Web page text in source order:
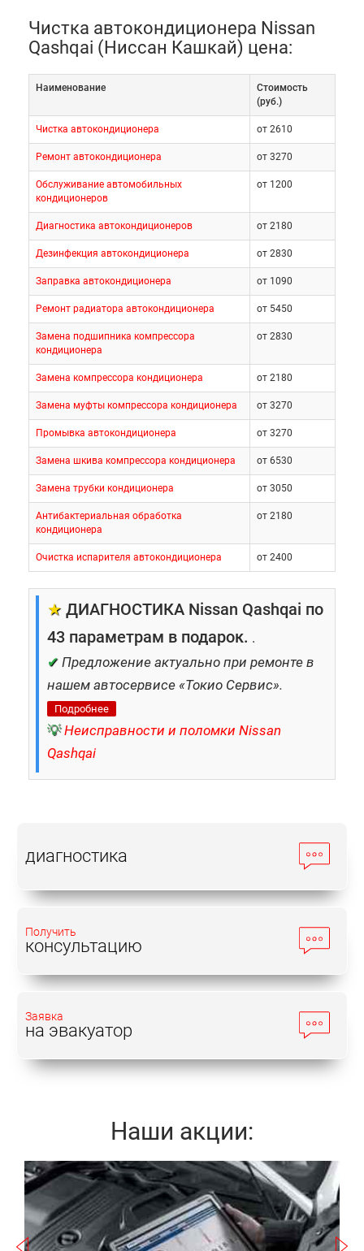
Чистка автокондиционера Nissan
Qashqai (Ниссан Кашкай) цена:
Наименование
Cтоимость
(руб.)
Чистка автокондиционера от 2610
Ремонт автокондиционера от 3270
Обслуживание автомобильных
кондиционеров
от 1200
Диагностика автокондиционеров от 2180
Дезинфекция автокондиционера от 2830
Заправка автокондиционера от 1090
Ремонт радиатора автокондиционера от 5450
Замена подшипника компрессора
кондиционера
от 2830
Замена компрессора кондиционера от 2180
Замена муфты компрессора кондиционера от 3270
Промывка автокондиционера от 3270
Замена шкива компрессора кондиционера от 6530
Замена трубки кондиционера от 3050
Антибактериальная обработка
кондиционера
от 2180
Очистка испарителя автокондиционера от 2400
★ ДИАГНОСТИКА Nissan Qashqai по
43 параметрам в подарок. .
✔ Предложение актуально при ремонте в
нашем автосервисе «Токио Сервис».
Подробнее
💡 Неисправности и поломки Nissan
Qashqai
диагностика
Получить
консультацию
Заявка
на эвакуатор
Наши акции:
Записаться